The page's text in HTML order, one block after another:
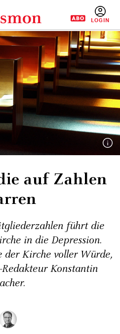
auf Zahlen
führt die
in die Depression.
Kirche voller Würde,
Konstantin